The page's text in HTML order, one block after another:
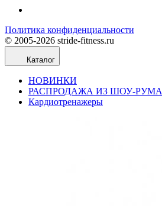
Политика конфиденциальности
© 2005-2026 stride-fitness.ru
Каталог
НОВИНКИ
РАСПРОДАЖА ИЗ ШОУ-РУМА
Кардиотренажеры